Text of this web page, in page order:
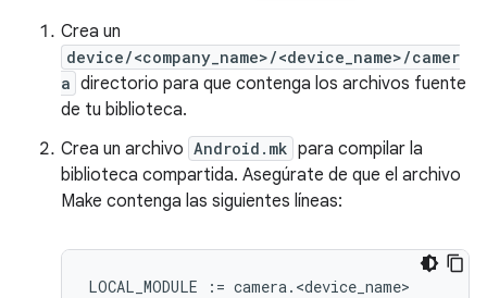
Crea un
device/<company_name>/<device_name>/camer
a directorio para que contenga los archivos fuente
de tu biblioteca.
Crea un archivo Android.mk para compilar la
biblioteca compartida. Asegúrate de que el archivo
Make contenga las siguientes líneas:
LOCAL_MODULE := camera.<device_name>